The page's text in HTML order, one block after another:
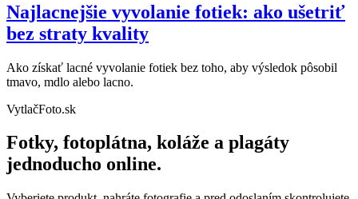
Najlacnejšie vyvolanie fotiek: ako ušetriť
bez straty kvality
Ako získať lacné vyvolanie fotiek bez toho, aby výsledok pôsobil
tmavo, mdlo alebo lacno.
VytlačFoto.sk
Fotky, fotoplátna, koláže a plagáty
jednoducho online.